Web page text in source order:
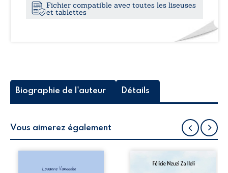
Fichier compatible avec toutes les liseuses
et tablettes
Biographie de l'auteur Détails
Vous aimerez également
la rue donne la
Auberge de la